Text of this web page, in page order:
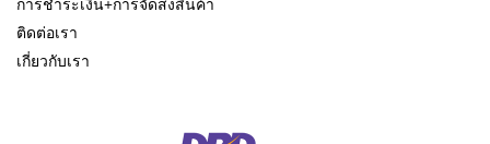
ติดต่อเรา
เกี่ยวกับเรา